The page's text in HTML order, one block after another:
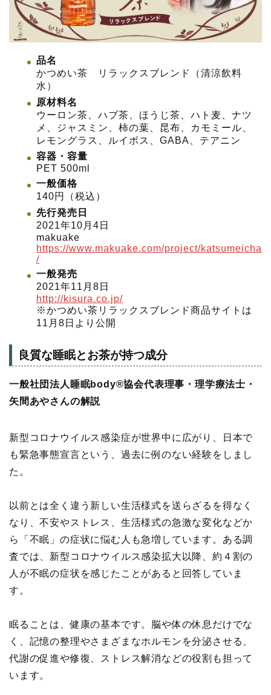
品名
かつめい茶 リラックスブレンド（清涼飲料
水）
原材料名
ウーロン茶、ハブ茶、ほうじ茶、ハト麦、ナツ
メ、ジャスミン、柿の葉、昆布、カモミール、
レモングラス、ルイボス、GABA、テアニン
容器・容量
PET 500ml
一般価格
140円（税込）
先行発売日
2021年10月4日
makuake
https://www.makuake.com/project/katsumeicha
/
一般発売
2021年11月8日
http://kisura.co.jp/
※かつめい茶リラックスブレンド商品サイトは
11月8日より公開
良質な睡眠とお茶が持つ成分
一般社団法人睡眠body®協会代表理事・理学療法士・
矢間あやさんの解説
新型コロナウイルス感染症が世界中に広がり、日本で
も緊急事態宣言という、過去に例のない経験をしまし
た。
以前とは全く違う新しい生活様式を送らざるを得なく
なり、不安やストレス、生活様式の急激な変化などか
ら「不眠」の症状に悩む人も急増しています。ある調
査では、新型コロナウイルス感染拡大以降、約４割の
人が不眠の症状を感じたことがあると回答していま
す。
眠ることは、健康の基本です。脳や体の休息だけでな
く、記憶の整理やさまざまなホルモンを分泌させる、
代謝の促進や修復、ストレス解消などの役割も担って
います。